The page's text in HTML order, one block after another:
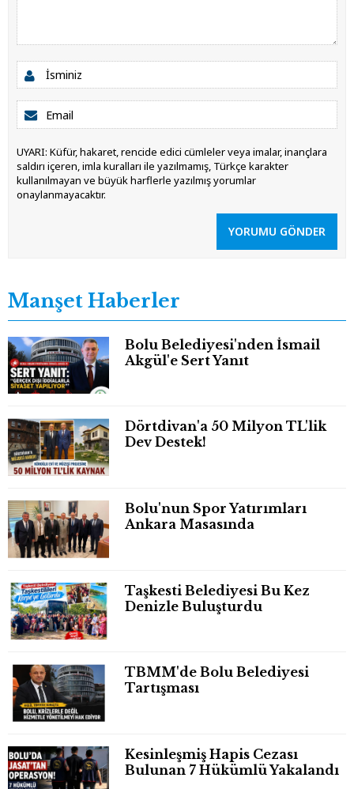
UYARI: Küfür, hakaret, rencide edici cümleler veya imalar, inançlara
saldırı içeren, imla kuralları ile yazılmamış, Türkçe karakter
kullanılmayan ve büyük harflerle yazılmış yorumlar
onaylanmayacaktır.
YORUMU GÖNDER
Manşet Haberler
Bolu Belediyesi'nden İsmail
Akgül'e Sert Yanıt
Dörtdivan'a 50 Milyon TL'lik
Dev Destek!
Bolu'nun Spor Yatırımları
Ankara Masasında
Taşkesti Belediyesi Bu Kez
Denizle Buluşturdu
TBMM'de Bolu Belediyesi
Tartışması
Kesinleşmiş Hapis Cezası
Bulunan 7 Hükümlü Yakalandı